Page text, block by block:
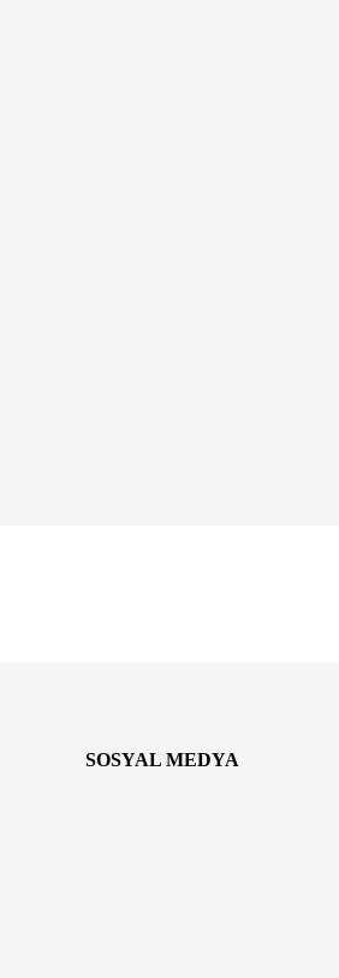
SOSYAL MEDYA